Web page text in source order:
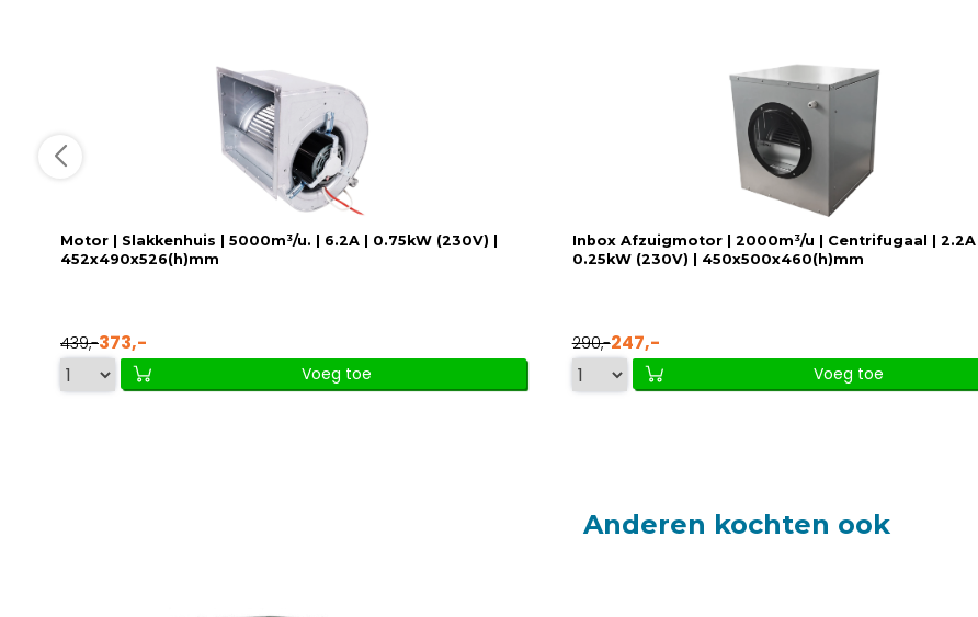
Motor | Slakkenhuis | 5000m³/u. | 6.2A | 0.75kW (230V) |
452x490x526(h)mm
439,-373,-
Voeg toe
Inbox Afzuigmotor | 2000m³/u | Centrifugaal | 2.2A |
0.25kW (230V) | 450x500x460(h)mm
290,-247,-
Voeg toe
Anderen kochten ook